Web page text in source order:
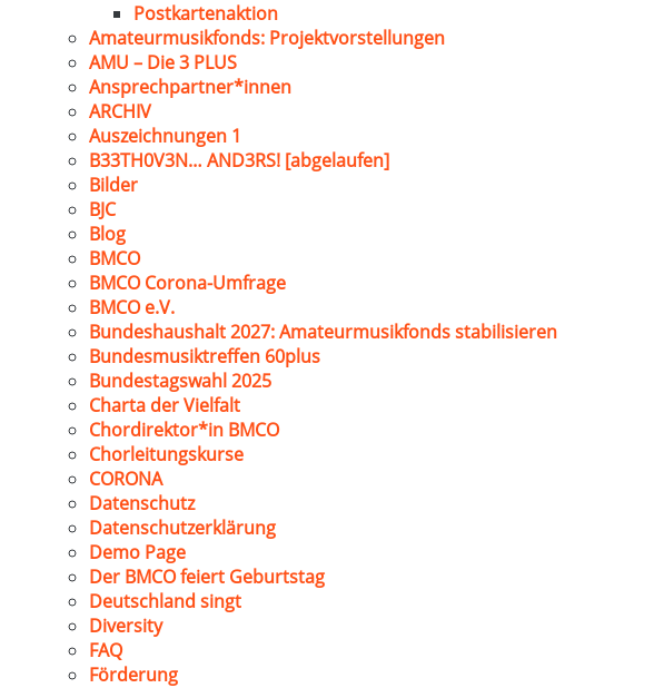
Postkartenaktion
Amateurmusikfonds: Projektvorstellungen
AMU – Die 3 PLUS
Ansprechpartner*innen
ARCHIV
Auszeichnungen 1
B33TH0V3N… AND3RS! [abgelaufen]
Bilder
BJC
Blog
BMCO
BMCO Corona-Umfrage
BMCO e.V.
Bundeshaushalt 2027: Amateurmusikfonds stabilisieren
Bundesmusiktreffen 60plus
Bundestagswahl 2025
Charta der Vielfalt
Chordirektor*in BMCO
Chorleitungskurse
CORONA
Datenschutz
Datenschutzerklärung
Demo Page
Der BMCO feiert Geburtstag
Deutschland singt
Diversity
FAQ
Förderung